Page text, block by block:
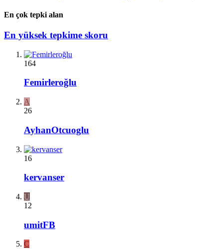
En çok tepki alan
En yüksek tepkime skoru
164
Femirleroğlu
A
26
AyhanOtcuoglu
16
kervanser
U
12
umitFB
C